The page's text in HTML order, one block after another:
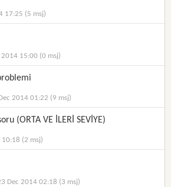
17:25 (5 msj)
2014 15:00 (0 msj)
2014 01:22 (9 msj)
(ORTA VE İLERİ SEVİYE)
10:18 (2 msj)
Dec 2014 02:18 (3 msj)